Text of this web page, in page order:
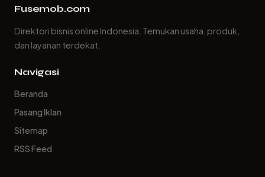
Fusemob.com
Direktori bisnis online Indonesia. Temukan usaha, produk,
dan layanan terdekat.
Navigasi
Beranda
Pasang Iklan
Sitemap
RSS Feed